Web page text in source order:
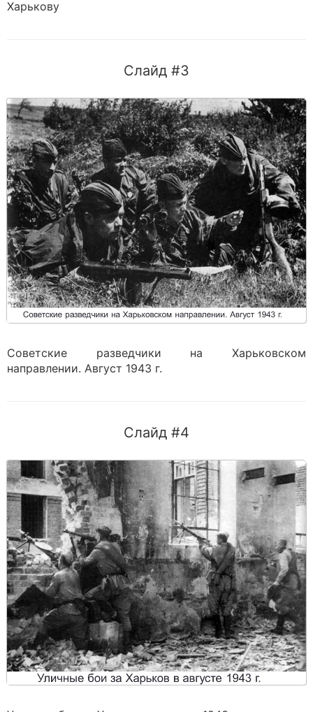
Харькову
Слайд #3
Советские разведчики на Харьковском
направлении. Август 1943 г.
Слайд #4